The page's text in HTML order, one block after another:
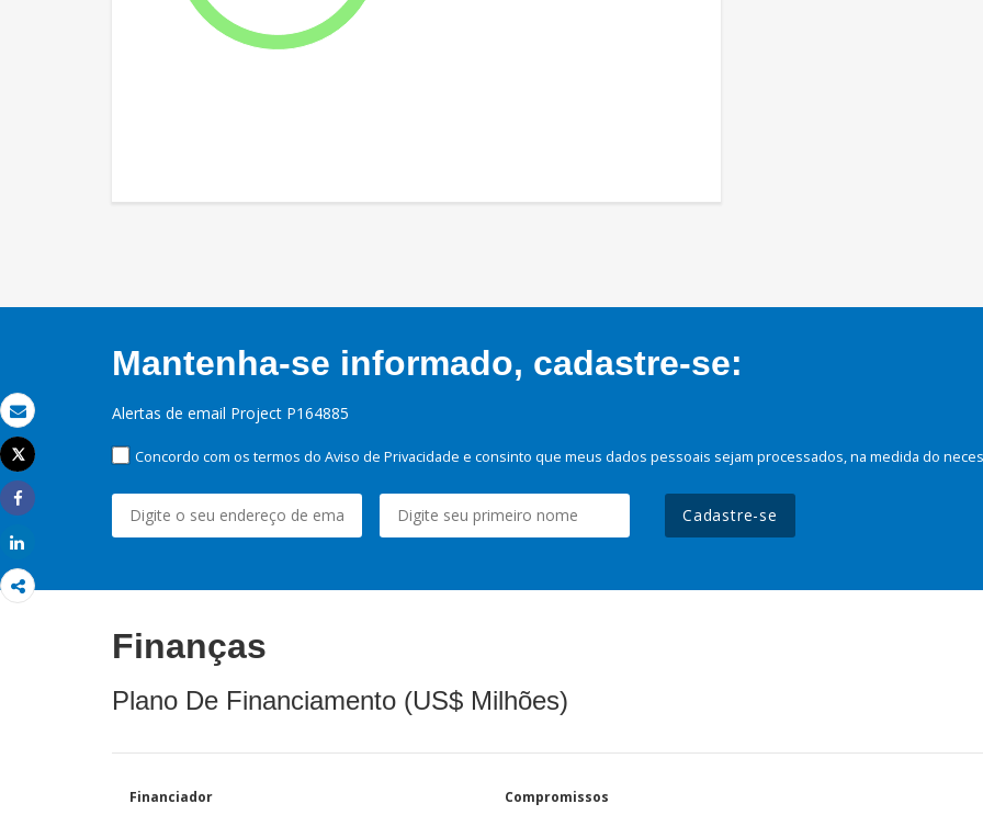
Email
Imprimir
Tweet
Share
Mantenha-se informado, cadastre-se:
Alertas de email Project P164885
Concordo com os termos do Aviso de Privacidade e consinto que meus dados pessoais sejam processados, na medida do
Cadastre-se
Finanças
Plano De Financiamento (US$ Milhões)
Financiador Compromissos